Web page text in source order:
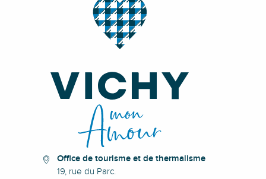
Office de tourisme et de thermalisme
19, rue du Parc.